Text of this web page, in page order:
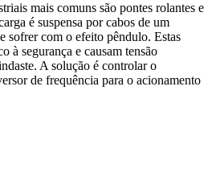
mais comuns são pontes rolantes e
é suspensa por cabos de um
sofrer com o efeito pêndulo. Estas
à segurança e causam tensão
A solução é controlar o
de frequência para o acionamento